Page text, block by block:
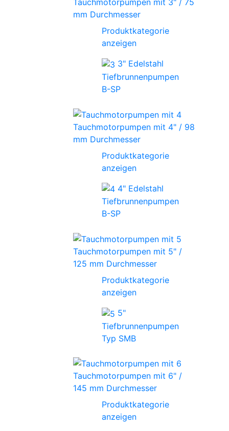
Tauchmotorpumpen mit 3" / 75
mm Durchmesser
Produktkategorie
anzeigen
3" Edelstahl
Tiefbrunnenpumpen
B-SP
Tauchmotorpumpen mit 4" / 98
mm Durchmesser
Produktkategorie
anzeigen
4" Edelstahl
Tiefbrunnenpumpen
B-SP
Tauchmotorpumpen mit 5" /
125 mm Durchmesser
Produktkategorie
anzeigen
5"
Tiefbrunnenpumpen
Typ SMB
Tauchmotorpumpen mit 6" /
145 mm Durchmesser
Produktkategorie
anzeigen